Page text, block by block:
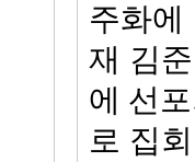
주화에
재 김
에 선
로 집